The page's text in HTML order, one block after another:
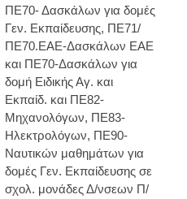
ΠΕ70- Δασκάλων για δομές
Γεν. Εκπαίδευσης, ΠΕ71/
ΠΕ70.ΕΑΕ-Δασκάλων ΕΑΕ
και ΠΕ70-Δασκάλων για
δομή Ειδικής Αγ. και
Εκπαίδ. και ΠΕ82-
Μηχανολόγων, ΠΕ83-
Ηλεκτρολόγων, ΠΕ90-
Ναυτικών μαθημάτων για
δομές Γεν. Εκπαίδευσης σε
σχολ. μονάδες Δ/νσεων Π/